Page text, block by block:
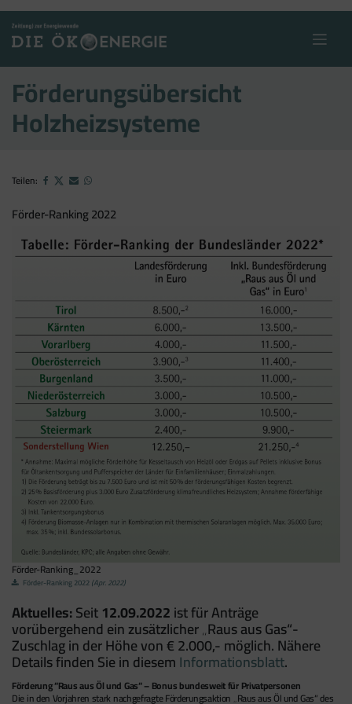
content
Förderungsübersicht
Holzheizsysteme
Teilen:
Förder-Ranking 2022
Förder-Ranking_2022
Förder-Ranking 2022(Apr. 2022)
Aktuelles:Seit12.09.2022ist für Anträge
vorübergehend ein zusätzlicher „Raus aus Gas“-
Zuschlag in der Höhe von € 2.000,- möglich. Nähere
Details finden Sie in diesemInformationsblatt.
Förderung “Raus aus Öl und Gas“ – Bonus bundesweit für Privatpersonen
Die in den Vorjahren stark nachgefragte Förderungsaktion „Raus aus Öl und Gas“ des